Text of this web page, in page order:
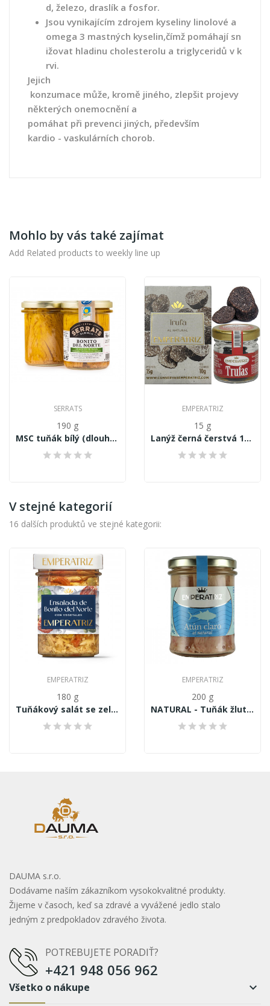
d, železo, draslík a fosfor.
Jsou vynikajícím zdrojem kyseliny linolové a
omega 3 mastných kyselin,čímž pomáhají sn
ižovat hladinu cholesterolu a triglyceridů v k
rvi.
Jejich
konzumace může, kromě jiného, zlepšit projevy
některých onemocnění a
pomáhat při prevenci jiných, především
kardio - vaskulárních chorob.
Mohlo by vás také zajímat
Add Related products to weekly line up
SERRATS
190 g
MSC tuňák bílý (dlouhoploutvý) Thunnus...
EMPERATRIZ
15 g
Lanýž černá čerstvá 15g
V stejné kategorií
16 dalších produktů ve stejné kategorii:
EMPERATRIZ
180 g
Tuňákový salát se zeleninou v jemném olivovém...
EMPERATRIZ
200 g
NATURAL - Tuňák žlutoploutvý (Thunnus...
DAUMA s.r.o.
Dodávame naším zákazníkom vysokokvalitné produkty.
Žijeme v časoch, keď sa zdravé a vyvážené jedlo stalo
jedným z predpokladov zdravého života.
POTREBUJETE PORADIŤ?
+421 948 056 962
Všetko o nákupe keyboard_arrow_down